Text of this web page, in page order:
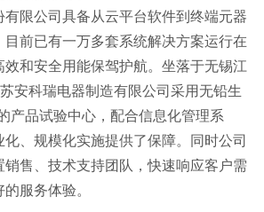
限公司具备从云平台软件到终端元器
前已有一万多套系统解决方案运行在
和安全用能保驾护航。坐落于无锡江
安科瑞电器制造有限公司采用无铅生
产品试验中心，配合信息化管理系
化 、规模化实施提供了保障。同时公司
售、技术支持团队，快速响应客户需
服务体验。